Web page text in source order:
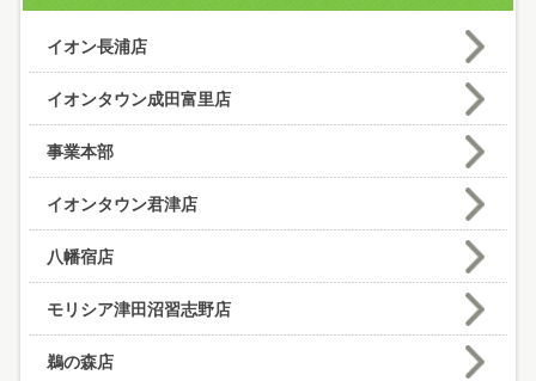
イオン長浦店
イオンタウン成田富里店
事業本部
イオンタウン君津店
八幡宿店
モリシア津田沼習志野店
鵜の森店